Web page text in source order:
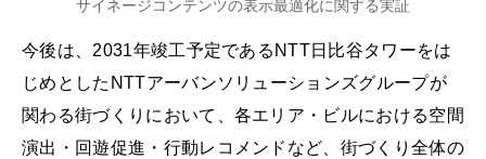
サイネージコンテンツの表示最適化に関する実証
今後は、2031年竣工予定であるNTT日比谷タワーをは
じめとしたNTTアーバンソリューションズグループが
関わる街づくりにおいて、各エリア・ビルにおける空間
演出・回遊促進・行動レコメンドなど、街づくり全体の